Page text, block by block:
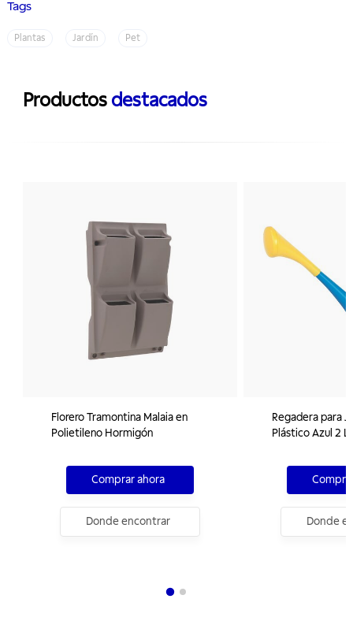
Tags
Plantas Jardín Pet
Productos destacados
Florero Tramontina Malaia en
Polietileno Hormigón
Comprar ahora
Donde encontrar
Regadera para
Plástico Azul 2 L
Donde